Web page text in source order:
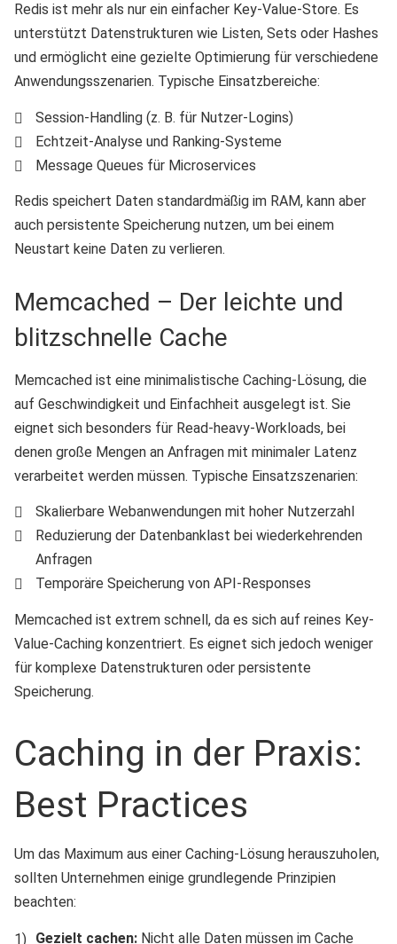
Redis ist mehr als nur ein einfacher Key-Value-Store. Es
unterstützt Datenstrukturen wie Listen, Sets oder Hashes
und ermöglicht eine gezielte Optimierung für verschiedene
Anwendungsszenarien. Typische Einsatzbereiche:
Session-Handling (z. B. für Nutzer-Logins)
Echtzeit-Analyse und Ranking-Systeme
Message Queues für Microservices
Redis speichert Daten standardmäßig im RAM, kann aber
auch persistente Speicherung nutzen, um bei einem
Neustart keine Daten zu verlieren.
Memcached – Der leichte und
blitzschnelle Cache
Memcached ist eine minimalistische Caching-Lösung, die
auf Geschwindigkeit und Einfachheit ausgelegt ist. Sie
eignet sich besonders für Read-heavy-Workloads, bei
denen große Mengen an Anfragen mit minimaler Latenz
verarbeitet werden müssen. Typische Einsatzszenarien:
Skalierbare Webanwendungen mit hoher Nutzerzahl
Reduzierung der Datenbanklast bei wiederkehrenden
Anfragen
Temporäre Speicherung von API-Responses
Memcached ist extrem schnell, da es sich auf reines Key-
Value-Caching konzentriert. Es eignet sich jedoch weniger
für komplexe Datenstrukturen oder persistente
Speicherung.
Caching in der Praxis:
Best Practices
Um das Maximum aus einer Caching-Lösung herauszuholen,
sollten Unternehmen einige grundlegende Prinzipien
beachten:
Gezielt cachen: Nicht alle Daten müssen im Cache